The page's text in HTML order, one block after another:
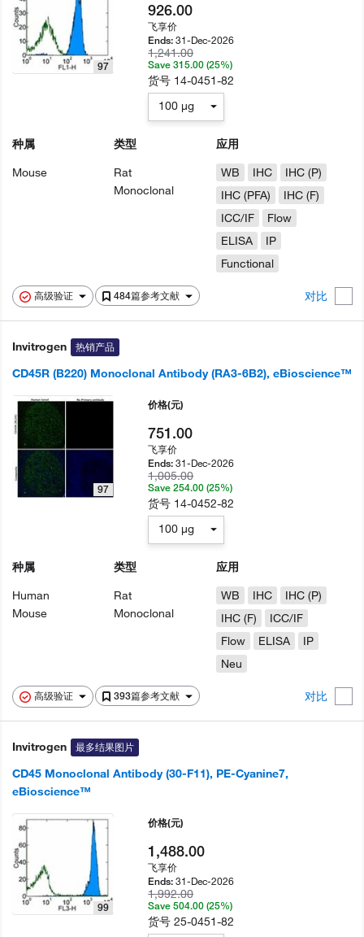
高级验证 484篇参考文献 对比
97
种属
Mouse
类型
Rat
Monoclonal
应用
WB
IHC
IHC (P)
IHC (PFA)
IHC (F)
ICC/IF
Flow
ELISA
IP
Functional
926.00
飞享价
Ends:31-Dec-2026
1,241.00
Save 315.00 (25%)
货号 14-0451-82
100 µg
Invitrogen 热销产品
CD45R (B220) Monoclonal Antibody (RA3-6B2), eBioscience™
高级验证 393篇参考文献 对比
97
种属
Human
Mouse
类型
Rat
Monoclonal
应用
WB
IHC
IHC (P)
IHC (F)
ICC/IF
Flow
ELISA
IP
Neu
价格(元)
751.00
飞享价
Ends:31-Dec-2026
1,005.00
Save 254.00 (25%)
货号 14-0452-82
100 µg
Invitrogen 最多结果图片
CD45 Monoclonal Antibody (30-F11), PE-Cyanine7,
eBioscience™
99
价格(元)
1,488.00
飞享价
Ends:31-Dec-2026
1,992.00
Save 504.00 (25%)
货号25-0451-82